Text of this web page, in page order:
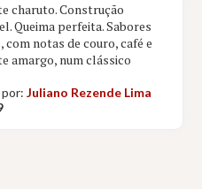
charuto. Construção
Queima perfeita. Sabores
com notas de couro, café e
amargo, num clássico
por:Juliano Rezende Lima